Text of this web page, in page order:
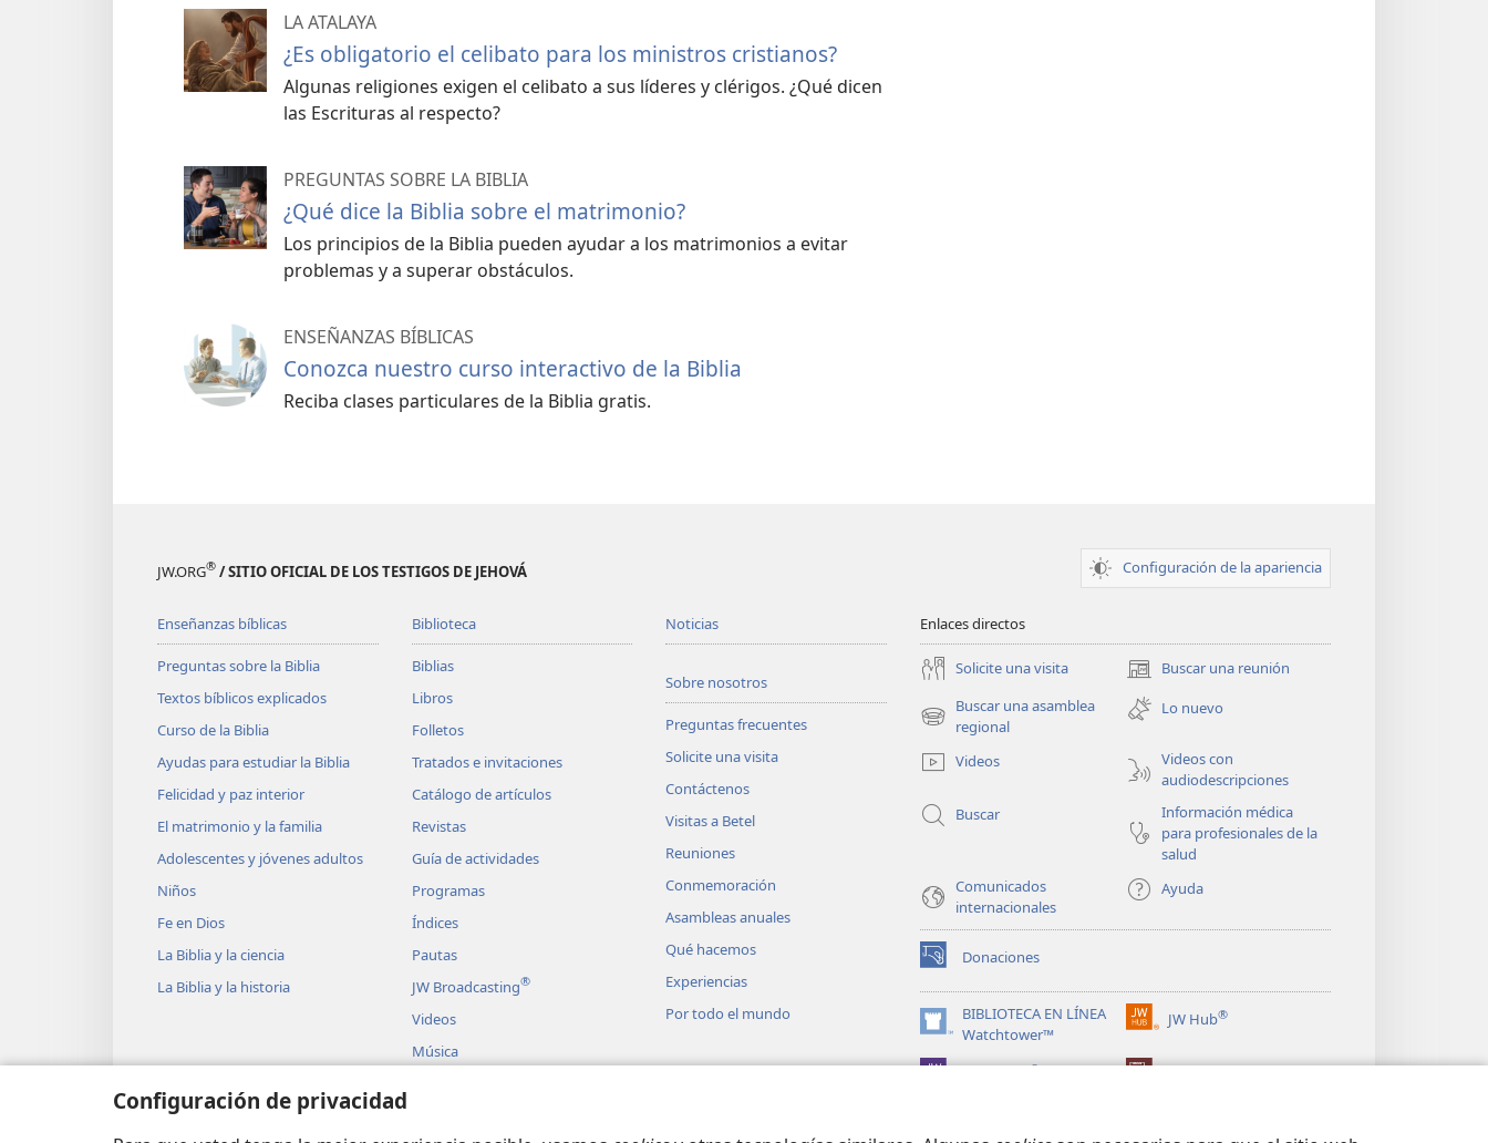
Configuración de privacidad
LA ATALAYA
¿Es obligatorio el celibato para los ministros cristianos?
Algunas religiones exigen el celibato a sus líderes y clérigos. ¿Qué dicen
las Escrituras al respecto?
PREGUNTAS SOBRE LA BIBLIA
¿Qué dice la Biblia sobre el matrimonio?
Los principios de la Biblia pueden ayudar a los matrimonios a evitar
problemas y a superar obstáculos.
ENSEÑANZAS BÍBLICAS
Conozca nuestro curso interactivo de la Biblia
Reciba clases particulares de la Biblia gratis.
JW.ORG® / SITIO OFICIAL DE LOS TESTIGOS DE JEHOVÁ Configuración de la apariencia
Enseñanzas bíblicas
Preguntas sobre la Biblia
Textos bíblicos explicados
Curso de la Biblia
Ayudas para estudiar la Biblia
Felicidad y paz interior
El matrimonio y la familia
Adolescentes y jóvenes adultos
Niños
Fe en Dios
La Biblia y la ciencia
La Biblia y la historia
Biblioteca
Biblias
Libros
Folletos
Tratados e invitaciones
Catálogo de artículos
Revistas
Guía de actividades
Programas
Índices
Pautas
JW Broadcasting®
Videos
Música
Biblia
Noticias
Sobre nosotros
Preguntas frecuentes
Solicite una visita
Contáctenos
Visitas a Betel
Reuniones
Conmemoración
Asambleas anuales
Qué hacemos
Experiencias
Por todo el mundo
Enlaces directos
Solicite una visita Buscar una reunión
(abre
una
nueva
Buscar una asamblea
regional
(abre
nueva
Lo nuevo
Videos
Videos con
audiodescripciones
Buscar
Información médica
para profesionales de la
salud
Comunicados
internacionales
Ayuda
Donaciones
(abre
una
nueva
ventana)
BIBLIOTECA EN LÍNEA
Watchtower™
(abre
una
JW Hub®
(abre
nueva
®